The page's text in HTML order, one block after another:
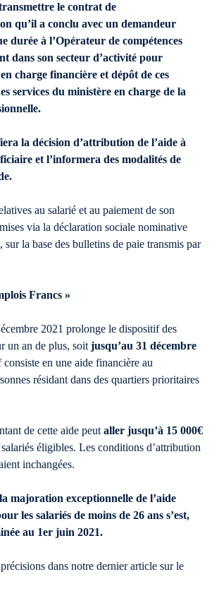
le contrat de
qu’il a conclu avec un demandeur
durée à l’Opérateur de compétences
dans son secteur d’activité pour
charge financière et dépôt de ces
services du ministère en charge de la
la décision d’attribution de l’aide à
et l’informera des modalités de
au salarié et au paiement de son
via la déclaration sociale nominative
la base des bulletins de paie transmis par
Francs »
2021 prolonge le dispositif des
un an de plus, soit jusqu’au 31 décembre
en une aide financière au
résidant dans des quartiers prioritaires
de cette aide peut aller jusqu’à 15 000€
éligibles. Les conditions d’attribution
inchangées.
majoration exceptionnelle de l’aide
les salariés de moins de 26 ans s’est,
au 1er juin 2021.
dans notre dernier article sur le